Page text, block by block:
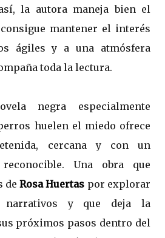
la autora maneja bien el
mantener el interés
ágiles y a una atmósfera
toda la lectura.
negra especialmente
huelen el miedo ofrece
cercana y con un
Una obra que
deRosa Huertas por explorar
narrativos y que deja la
próximos pasos dentro del